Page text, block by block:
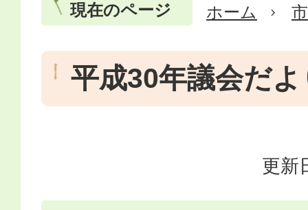
現在のページ ホーム
平成30年議会だよ
更新